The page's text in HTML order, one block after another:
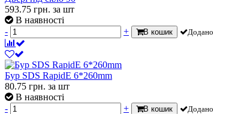
593.75 грн. за шт
В наявності
-
+ В кошик Додано
Бур SDS RapidE 6*260mm
80.75 грн. за шт
В наявності
-
+ В кошик Додано